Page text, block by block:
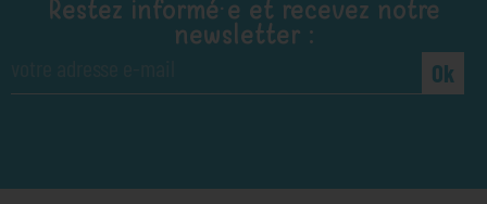
Restez informé·e et recevez notre
newsletter :
Ok